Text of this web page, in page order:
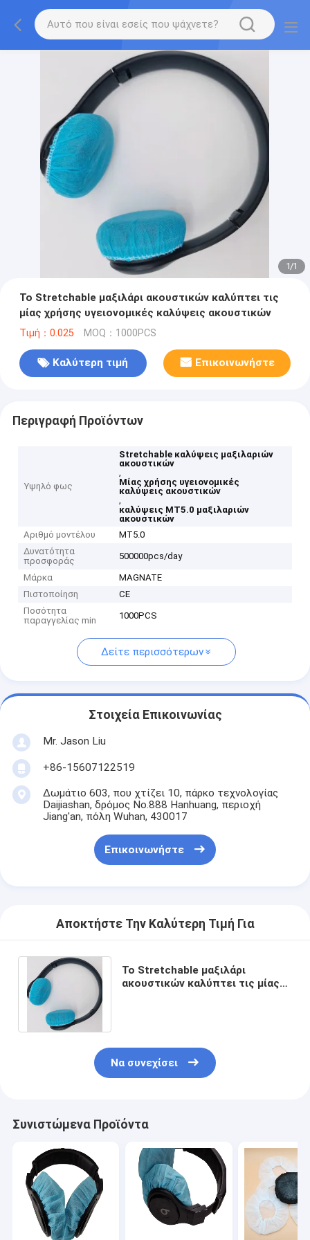
1/1
Το Stretchable μαξιλάρι ακουστικών καλύπτει τις
μίας χρήσης υγειονομικές καλύψεις ακουστικών
Τιμή：0.025 MOQ：1000PCS
Καλύτερη τιμή Επικοινωνήστε
Περιγραφή Προϊόντων
Υψηλό φως
Stretchable καλύψεις μαξιλαριών
ακουστικών
,
Μίας χρήσης υγειονομικές
καλύψεις ακουστικών
,
καλύψεις MT5.0 μαξιλαριών
ακουστικών
Αριθμό μοντέλου
MT5.0
Δυνατότητα
προσφοράς
500000pcs/day
Μάρκα
MAGNATE
Πιστοποίηση
CE
Ποσότητα
παραγγελίας min
1000PCS
Δείτε περισσότερων
Στοιχεία Επικοινωνίας
Mr. Jason Liu
+86-15607122519
Δωμάτιο 603, που χτίζει 10, πάρκο τεχνολογίας
Daijiashan, δρόμος No.888 Hanhuang, περιοχή
Jiang'an, πόλη Wuhan, 430017
Επικοινωνήστε
Αποκτήστε Την Καλύτερη Τιμή Για
Το Stretchable μαξιλάρι
ακουστικών καλύπτει τις μίας
Να συνεχίσει
Συνιστώμενα Προϊόντα